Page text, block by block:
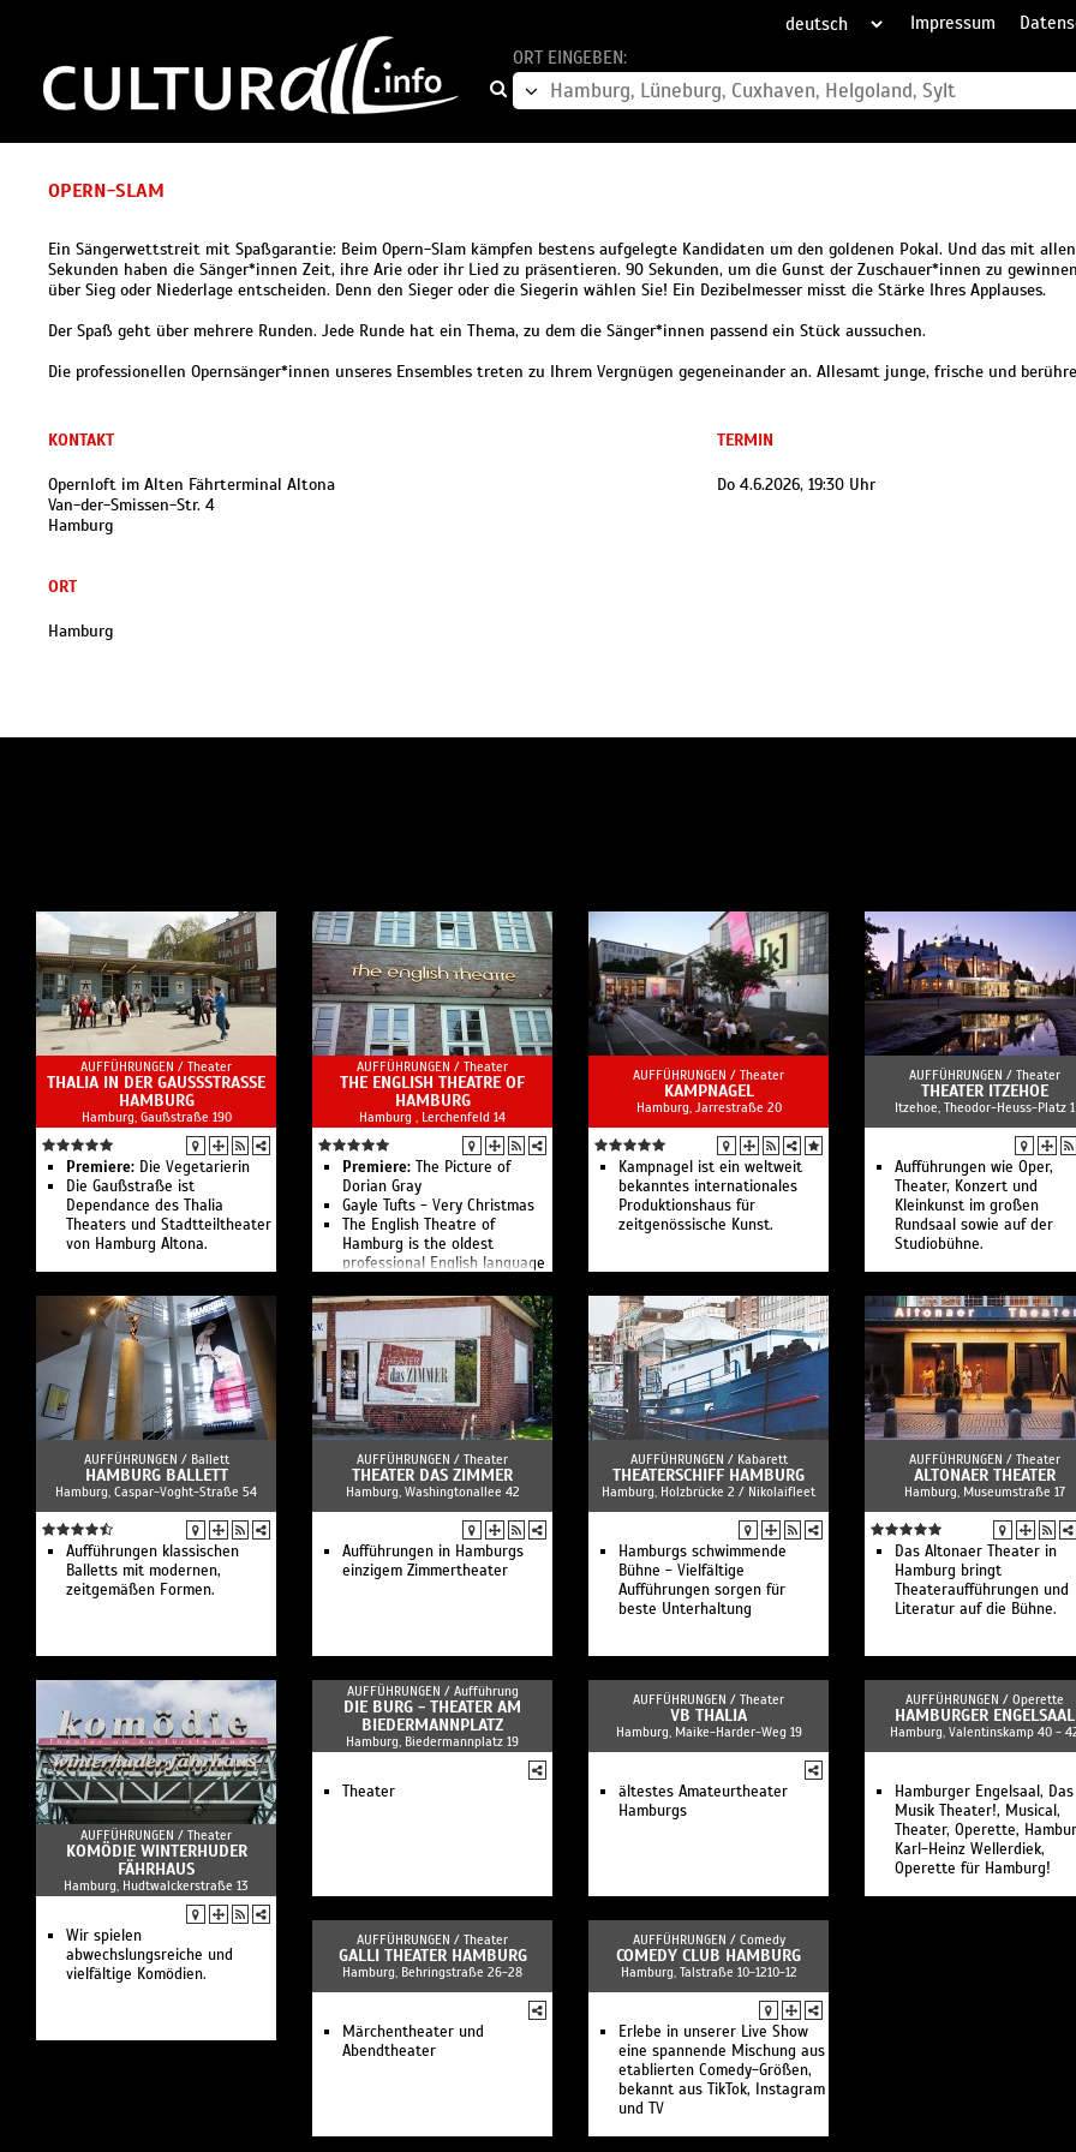
Impressum
ORT EINGEBEN:
OPERN-SLAM
Ein Sängerwettstreit mit Spaßgarantie: Beim Opern-Slam kämpfen bestens aufgelegte Kandidaten um den goldenen Pokal. Und das mit
Sekunden haben die Sänger*innen Zeit, ihre Arie oder ihr Lied zu präsentieren. 90 Sekunden, um die Gunst der Zuschauer*innen zu
über Sieg oder Niederlage entscheiden. Denn den Sieger oder die Siegerin wählen Sie! Ein Dezibelmesser misst die Stärke Ihres Applauses.
Der Spaß geht über mehrere Runden. Jede Runde hat ein Thema, zu dem die Sänger*innen passend ein Stück aussuchen.
Die professionellen Opernsänger*innen unseres Ensembles treten zu Ihrem Vergnügen gegeneinander an. Allesamt junge, frische und
KONTAKT
Opernloft im Alten Fährterminal Altona
Van-der-Smissen-Str. 4
Hamburg
ORT
Hamburg
TERMIN
Do 4.6.2026, 19:30 Uhr
AUFFÜHRUNGEN / Theater
THALIA IN DER GAUSSSTRASSE HA
MBURG
Hamburg, Gaußstraße 190
Premiere: Die Vegetarierin
Die Gaußstraße ist
Dependance des Thalia
Theaters und Stadtteiltheater
von Hamburg Altona.
AUFFÜHRUNGEN / Theater
THE ENGLISH THEATRE OF
HAMBURG
Hamburg , Lerchenfeld 14
Premiere: The Picture of
Dorian Gray
Gayle Tufts - Very Christmas
The English Theatre of
Hamburg is the oldest
professional English language
AUFFÜHRUNGEN / Theater
KAMPNAGEL
Hamburg, Jarrestraße 20
Kampnagel ist ein weltweit
bekanntes internationales
Produktionshaus für
zeitgenössische Kunst.
AUFFÜHRUNGEN / Theater
THEATER ITZEHOE
Itzehoe, Theodor-Heuss-Platz 1
Aufführungen wie Oper,
Theater, Konzert und
Kleinkunst im großen
Rundsaal sowie auf der
Studiobühne.
AUFFÜHRUNGEN / Ballett
HAMBURG BALLETT
Hamburg, Caspar-Voght-Straße 54
Aufführungen klassischen
Balletts mit modernen,
zeitgemäßen Formen.
AUFFÜHRUNGEN / Theater
THEATER DAS ZIMMER
Hamburg, Washingtonallee 42
Aufführungen in Hamburgs
einzigem Zimmertheater
AUFFÜHRUNGEN / Kabarett
THEATERSCHIFF HAMBURG
Hamburg, Holzbrücke 2 / Nikolaifleet
Hamburgs schwimmende
Bühne - Vielfältige
Aufführungen sorgen für
beste Unterhaltung
AUFFÜHRUNGEN / Theater
ALTONAER THEATER
Hamburg, Museumstraße 17
Das Altonaer Theater in
Hamburg bringt
Theateraufführungen und
Literatur auf die Bühne.
AUFFÜHRUNGEN / Theater
KOMÖDIE WINTERHUDER
FÄHRHAUS
Hamburg, Hudtwalckerstraße 13
Wir spielen
abwechslungsreiche und
vielfältige Komödien.
AUFFÜHRUNGEN / Aufführung
DIE BURG - THEATER AM
BIEDERMANNPLATZ
Hamburg, Biedermannplatz 19
Theater
AUFFÜHRUNGEN / Theater
VB THALIA
Hamburg, Maike-Harder-Weg 19
ältestes Amateurtheater
Hamburgs
AUFFÜHRUNGEN / Operette
HAMBURGER ENGELSAAL
Hamburg, Valentinskamp 40 -
Hamburger Engelsaal, Das
Musik Theater!, Musical,
Theater, Operette,
Karl-Heinz Wellerdiek,
Operette für Hamburg!
AUFFÜHRUNGEN / Theater
GALLI THEATER HAMBURG
Hamburg, Behringstraße 26-28
Märchentheater und
Abendtheater
AUFFÜHRUNGEN / Comedy
COMEDY CLUB HAMBURG
Hamburg, Talstraße 10-1210-12
Erlebe in unserer Live Show
eine spannende Mischung aus
etablierten Comedy-Größen,
bekannt aus TikTok, Instagram
und TV